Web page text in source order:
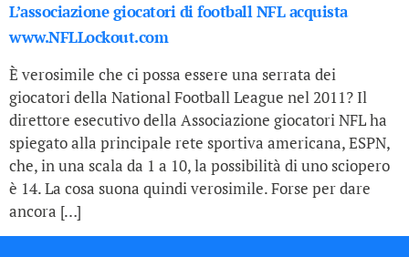
L’associazione giocatori di football NFL acquista
www.NFLLockout.com
È verosimile che ci possa essere una serrata dei
giocatori della National Football League nel 2011? Il
direttore esecutivo della Associazione giocatori NFL ha
spiegato alla principale rete sportiva americana, ESPN,
che, in una scala da 1 a 10, la possibilità di uno sciopero
è 14. La cosa suona quindi verosimile. Forse per dare
ancora […]